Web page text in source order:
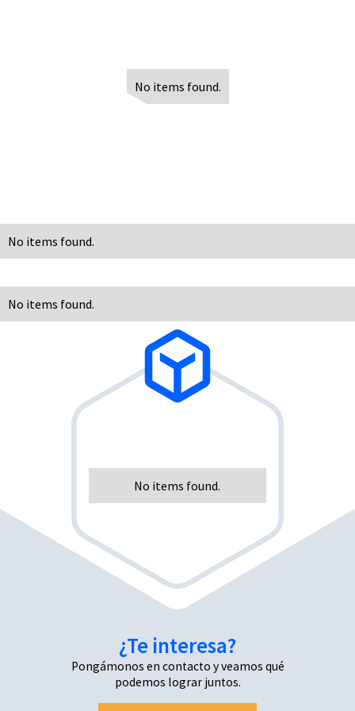
No items found.
No items found.
No items found.
No items found.
¿Te interesa?
Pongámonos en contacto y veamos qué
podemos lograr juntos.